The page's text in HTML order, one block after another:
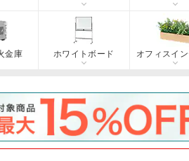
金庫 ホワイトボード オフィスイ